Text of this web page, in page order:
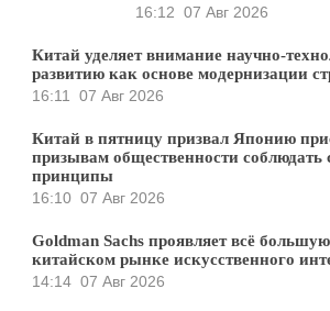
16:12 07 Авг 2026
Китай уделяет внимание научно-
развитию как основе модернизации
16:11
07 Авг 2026
Китай в пятницу призвал Японию
призывам общественности соблюдать
принципы
16:10 07 Авг 2026
Goldman Sachs проявляет всё
китайском рынке искусственного
14:14 07 Авг 2026